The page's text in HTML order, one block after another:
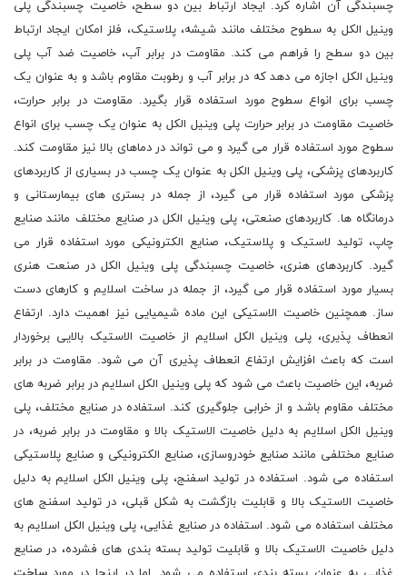
چسبندگی آن اشاره کرد. ایجاد ارتباط بین دو سطح، خاصیت چسبندگی پلی
وینیل الکل به سطوح مختلف مانند شیشه، پلاستیک، فلز امکان ایجاد ارتباط
بین دو سطح را فراهم می کند. مقاومت در برابر آب، خاصیت ضد آب پلی
وینیل الکل اجازه می دهد که در برابر آب و رطوبت مقاوم باشد و به عنوان یک
چسب برای انواع سطوح مورد استفاده قرار بگیرد. مقاومت در برابر حرارت،
خاصیت مقاومت در برابر حرارت پلی وینیل الکل به عنوان یک چسب برای انواع
سطوح مورد استفاده قرار می گیرد و می تواند در دماهای بالا نیز مقاومت کند.
کاربردهای پزشکی، پلی وینیل الکل به عنوان یک چسب در بسیاری از کاربردهای
پزشکی مورد استفاده قرار می گیرد، از جمله در بستری های بیمارستانی و
درمانگاه ها. کاربردهای صنعتی، پلی وینیل الکل در صنایع مختلف مانند صنایع
چاپ، تولید لاستیک و پلاستیک، صنایع الکترونیکی مورد استفاده قرار می
گیرد. کاربردهای هنری، خاصیت چسبندگی پلی وینیل الکل در صنعت هنری
بسیار مورد استفاده قرار می گیرد، از جمله در ساخت اسلایم و کارهای دست
ساز. همچنین خاصیت الاستیکی این ماده شیمیایی نیز اهمیت دارد. ارتفاع
انعطاف پذیری، پلی وینیل الکل اسلایم از خاصیت الاستیک بالایی برخوردار
است که باعث افزایش ارتفاع انعطاف پذیری آن می شود. مقاومت در برابر
ضربه، این خاصیت باعث می شود که پلی وینیل الکل اسلایم در برابر ضربه های
مختلف مقاوم باشد و از خرابی جلوگیری کند. استفاده در صنایع مختلف، پلی
وینیل الکل اسلایم به دلیل خاصیت الاستیک بالا و مقاومت در برابر ضربه، در
صنایع مختلفی مانند صنایع خودروسازی، صنایع الکترونیکی و صنایع پلاستیکی
استفاده می شود. استفاده در تولید اسفنج، پلی وینیل الکل اسلایم به دلیل
خاصیت الاستیک بالا و قابلیت بازگشت به شکل قبلی، در تولید اسفنج های
مختلف استفاده می شود. استفاده در صنایع غذایی، پلی وینیل الکل اسلایم به
دلیل خاصیت الاستیک بالا و قابلیت تولید بسته بندی های فشرده، در صنایع